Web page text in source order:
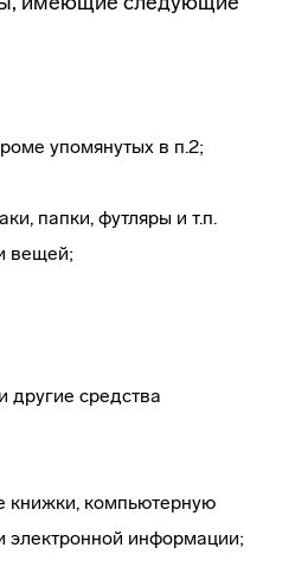
упомянутых в п.2;
папки, футляры и т.п.
вещей;
средства
книжки, компьютерную
электронной информации;